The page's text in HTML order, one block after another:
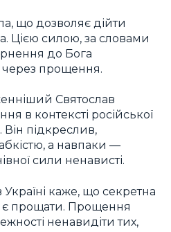
що дозволяє дійти
Цією силою, за словами
до Бога
через прощення.
Святослав
в контексті російської
Він підкреслив,
а навпаки —
сили ненависті.
Україні каже, що секретна
є прощати. Прощення
ненавидіти тих,